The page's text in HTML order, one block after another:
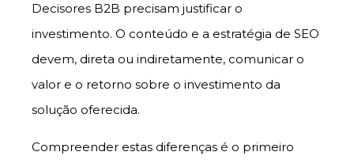
Decisores B2B precisam justificar o
investimento. O conteúdo e a estratégia de SEO
devem, direta ou indiretamente, comunicar o
valor e o retorno sobre o investimento da
solução oferecida.
Compreender estas diferenças é o primeiro